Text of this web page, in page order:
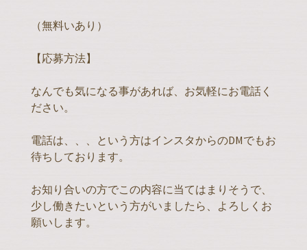
（無料いあり）
【応募方法】
なんでも気になる事があれば、お気軽にお電話く
ださい。
電話は、、、という方はインスタからのDMでもお
待ちしております。
お知り合いの方でこの内容に当てはまりそうで、
少し働きたいという方がいましたら、よろしくお
願いします。